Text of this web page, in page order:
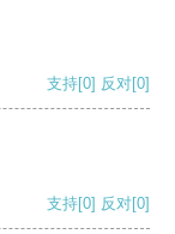
支持[0] 反对[0]
支持[0] 反对[0]